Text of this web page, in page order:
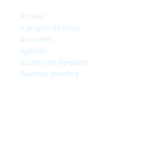
Accueil
A propos de nous
Actualités
Agenda
Recherche d’experts
Devenez membre